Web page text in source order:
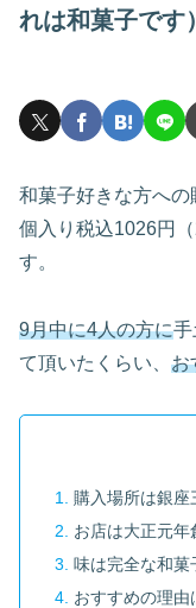
れは和菓子です
和菓子好きな方へ
個入り税込1026円
す。
9月中に4人の方に手
て頂いたくらい、 お
購入場所は銀座
お店は大正元年
味は完全な和菓
おすすめの理由